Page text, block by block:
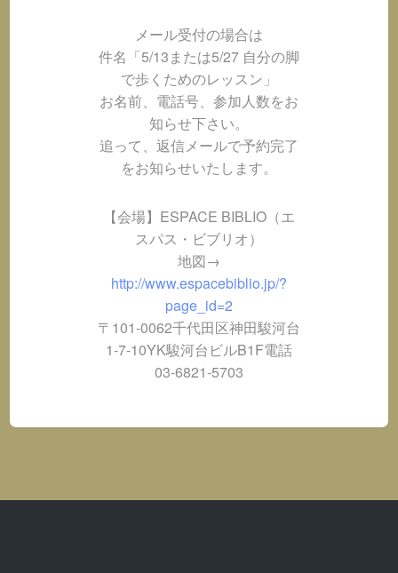
メール受付の場合は
件名「5/13または5/27 自分の脚
で歩くためのレッスン」
お名前、電話号、参加人数をお
知らせ下さい。
追って、返信メールで予約完了
をお知らせいたします。
【会場】ESPACE BIBLIO（エ
スパス・ビブリオ）
地図→
http://www.espacebiblio.jp/?
page_id=2
〒101-0062千代田区神田駿河台
1-7-10YK駿河台ビルB1F電話
03-6821-5703